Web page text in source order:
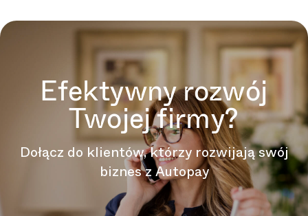
Efektywny rozwój
Twojej firmy?
Dołącz do klientów, którzy rozwijają swój
biznes z Autopay